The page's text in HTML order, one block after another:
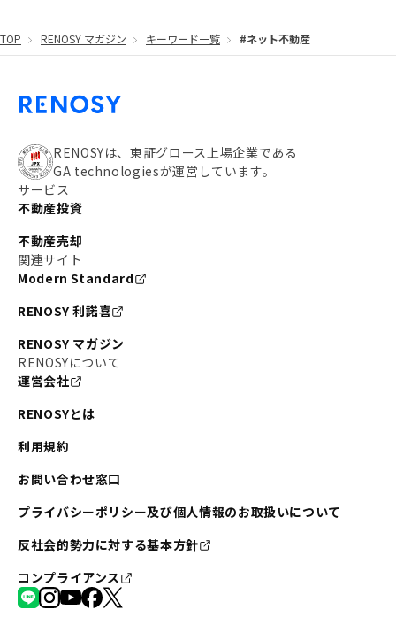
TOP RENOSY マガジン キーワード一覧 #ネット不動産
RENOSYは、東証グロース上場企業である
GA technologiesが運営しています。
サービス
不動産投資
不動産売却
関連サイト
Modern Standard
RENOSY 利諾喜
RENOSY マガジン
RENOSYについて
運営会社
RENOSYとは
利用規約
お問い合わせ窓口
プライバシーポリシー及び個人情報のお取扱いについて
反社会的勢力に対する基本方針
コンプライアンス